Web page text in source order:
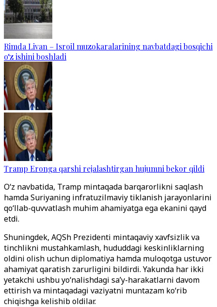
Rimda Livan – Isroil muzokaralarining navbatdagi bosqichi
o‘z ishini boshladi
Tramp Eronga qarshi rejalashtirgan hujumni bekor qildi
Oʻz navbatida, Tramp mintaqada barqarorlikni saqlash
hamda Suriyaning infratuzilmaviy tiklanish jarayonlarini
qoʻllab-quvvatlash muhim ahamiyatga ega ekanini qayd
etdi.
Shuningdek, AQSh Prezidenti mintaqaviy xavfsizlik va
tinchlikni mustahkamlash, hududdagi keskinliklarning
oldini olish uchun diplomatiya hamda muloqotga ustuvor
ahamiyat qaratish zarurligini bildirdi. Yakunda har ikki
yetakchi ushbu yoʻnalishdagi saʼy-harakatlarni davom
ettirish va mintaqadagi vaziyatni muntazam koʻrib
chiqishga kelishib oldilar.